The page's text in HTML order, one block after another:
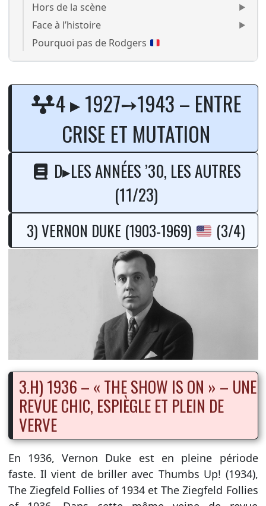
Hors de la scène
Face à l’histoire
Pourquoi pas de Rodgers
Vernon Duke Fin des années
4 ▸ 1927➙1943 – ENTRE
CRISE ET MUTATION
D▸LES ANNÉES ’30, LES AUTRES
(11/23)
3) VERNON DUKE (1903-1969) (3/4)
3.H) 1936 – « THE SHOW IS ON » – UNE
REVUE CHIC, ESPIÈGLE ET PLEIN DE
VERVE
En 1936, Vernon Duke est en pleine période
faste. Il vient de briller avec Thumbs Up! (1934),
The Ziegfeld Follies of 1934 et The Ziegfeld Follies